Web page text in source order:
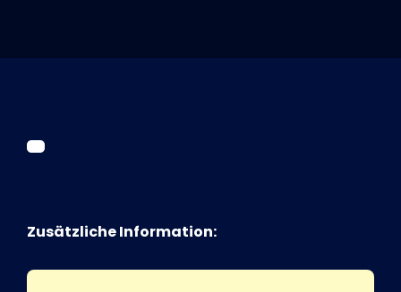
Kurier Romy 2026
Zusätzliche Information: